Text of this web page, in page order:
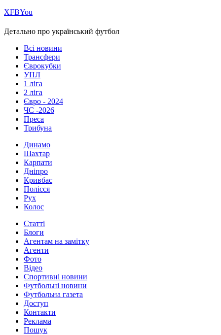
ХFBYou
Детально про український футбол
Всі новини
Трансфери
Єврокубки
УПЛ
1 ліга
2 ліга
Євро - 2024
ЧС -2026
Преса
Трибуна
Динамо
Шахтар
Карпати
Дніпро
Кривбас
Полісся
Рух
Колос
Статті
Блоги
Агентам на замітку
Агенти
Фото
Відео
Спортивні новини
Футбольні новини
Футбольна газета
Доступ
Контакти
Реклама
Пошук